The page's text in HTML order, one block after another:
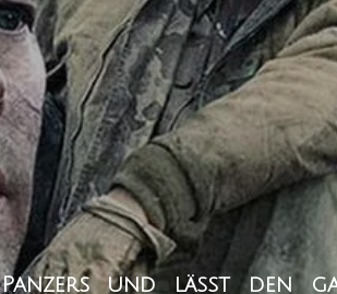
und lässt den